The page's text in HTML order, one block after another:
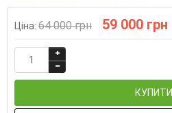
Ціна: 64 000 грн 59 000 грн
КУПИТИ